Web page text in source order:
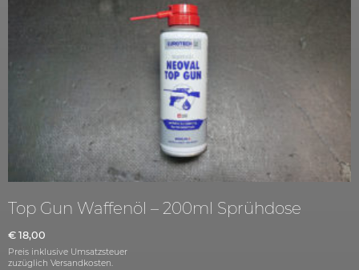
Top Gun Waffenöl – 200ml Sprühdose
€ 18,00
Preis inklusive Umsatzsteuer
zuzüglich Versandkosten.